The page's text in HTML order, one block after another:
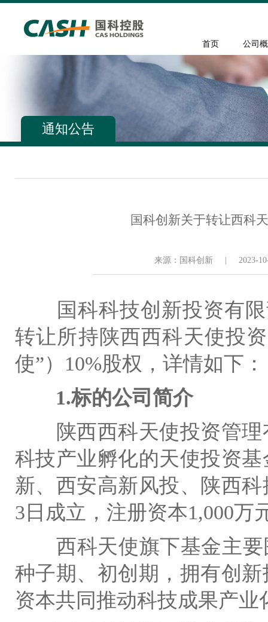
首页 公司
通知公告
国科创新关于转让西科
来源：国科创新 2023-
国科科技创新投资有
转让所持陕西西科天使投
使”） 10%股权，详情如下：
1.标的公司简介
陕西西科天使投资管
科技产业孵化的天使投资
新、西安高新风投、陕西
3 日成立，注册资本1,000万
西科天使旗下基金主
种子期、初创期，拥有创
资本共同推动科技成果产业